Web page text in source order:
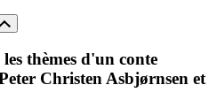
thèmes d'un conte
Christen Asbjørnsen et